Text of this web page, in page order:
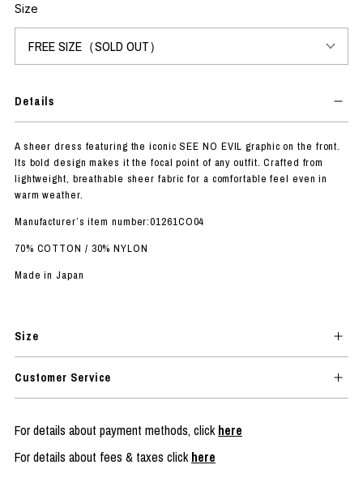
Size
Details
A sheer dress featuring the iconic SEE NO EVIL graphic on the front.
Its bold design makes it the focal point of any outfit. Crafted from
lightweight, breathable sheer fabric for a comfortable feel even in
warm weather.
Manufacturer’s item number:01261CO04
70% COTTON / 30% NYLON
Made in Japan
Size
Customer Service
For details about payment methods, clickhere
For details about fees & taxes clickhere